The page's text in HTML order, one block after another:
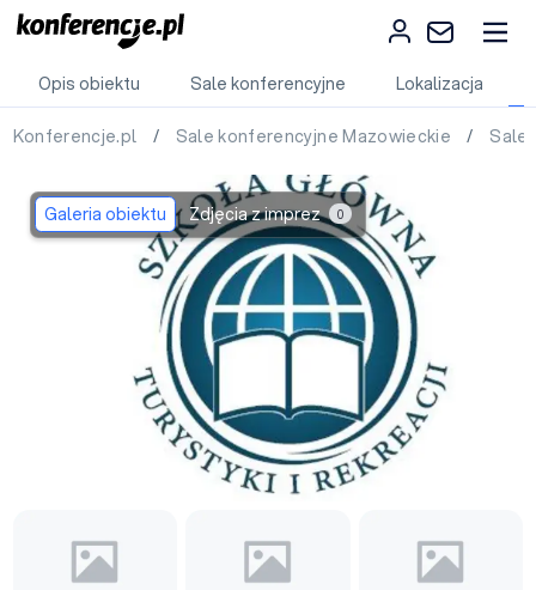
Opis obiektu Sale konferencyjne Lokalizacja
Konferencje.pl / Sale konferencyjne Mazowieckie / Sale
Galeria obiektu Zdjęcia z imprez 0